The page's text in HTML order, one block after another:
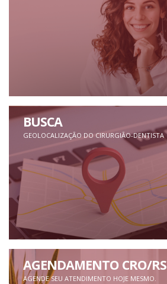
BUSCA
GEOLOCALIZAÇÃO DO CIRURGIÃO-DENTISTA
AGENDAMENTO CRO/RS
AGENDE SEU ATENDIMENTO HOJE MESMO.